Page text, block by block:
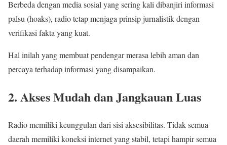
Berbeda dengan media sosial yang sering kali dibanjiri informasi
palsu (hoaks), radio tetap menjaga prinsip jurnalistik dengan
verifikasi fakta yang kuat.
Hal inilah yang membuat pendengar merasa lebih aman dan
percaya terhadap informasi yang disampaikan.
2. Akses Mudah dan Jangkauan Luas
Radio memiliki keunggulan dari sisi aksesibilitas. Tidak semua
daerah memiliki koneksi internet yang stabil, tetapi hampir semua